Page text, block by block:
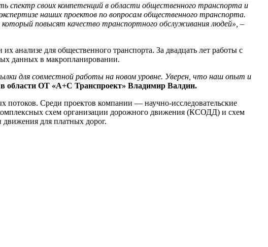
спектр своих компетенций в области общественного транспорта и
наших проектов по вопросам общественного транспорта.
повысят качество транспортного обслуживания людей», –
для общественного транспорта. За двадцать лет работы с
данных в макропланировании.
для совместной работы на новом уровне. Уверен, что наш опыт и
области ОТ «А+С Транспроект» Владимир Валдин.
потоков. Cреди проектов компании — научно-исследовательские
схем организации дорожного движения (КСОДД) и схем
для платных дорог.